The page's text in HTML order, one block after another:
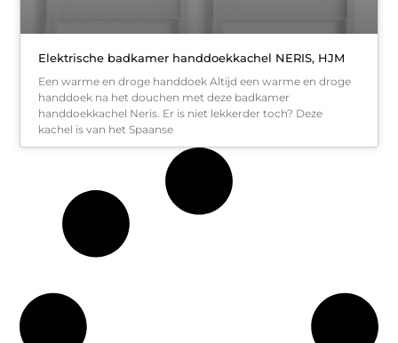
Elektrische badkamer handdoekkachel NERIS, HJM
Een warme en droge handdoek Altijd een warme en droge
handdoek na het douchen met deze badkamer
handdoekkachel Neris. Er is niet lekkerder toch? Deze
kachel is van het Spaanse